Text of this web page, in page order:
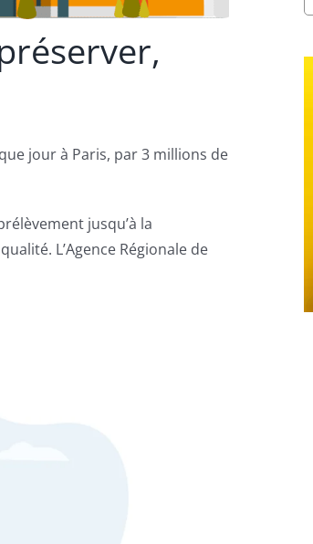
jour à Paris, par 3 millions de
jusqu’à la
L’Agence Régionale de